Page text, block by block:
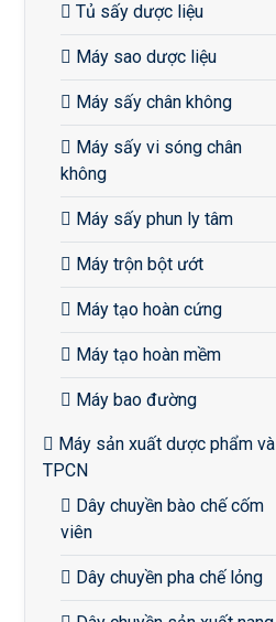
Tủ sấy dược liệu
Máy sao dược liệu
Máy sấy chân không
Máy sấy vi sóng chân
không
Máy sấy phun ly tâm
Máy trộn bột ướt
Máy tạo hoàn cứng
Máy tạo hoàn mềm
Máy bao đường
Máy sản xuất dược phẩm và
TPCN
Dây chuyền bào chế cốm
viên
Dây chuyền pha chế lỏng